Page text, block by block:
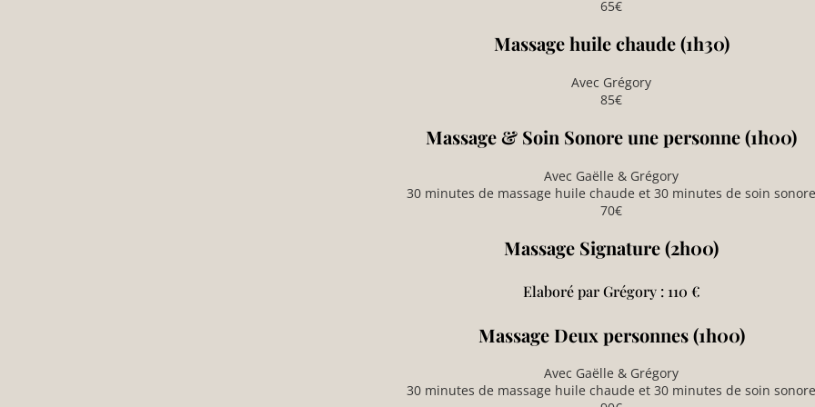
65€
Massage huile chaude (1h30)
Avec Grégory
85€
Massage & Soin Sonore une personne (1h00)
Avec Gaëlle & Grégory
30 minutes de massage huile chaude et 30 minutes de soin sonore
70€
Massage Signature (2h00)
Elaboré par Grégory : 110 €
Massage Deux personnes (1h00)
Avec Gaëlle & Grégory
30 minutes de massage huile chaude et 30 minutes de soin sonore